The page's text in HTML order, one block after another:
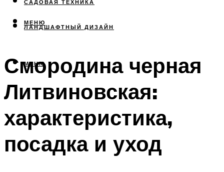
САДОВАЯ ТЕХНИКА
ЛАНДШАФТНЫЙ ДИЗАЙН
МЕНЮ
МЕНЮ
Смородина черная
Литвиновская:
характеристика,
посадка и уход